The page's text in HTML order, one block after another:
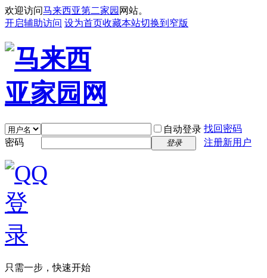
欢迎访问马来西亚第二家园 网站。
开启辅助访问 设为首页收藏本站切换到窄版
自动登录 找回密码
密码
登录 注册新用户
只需一步，快速开始